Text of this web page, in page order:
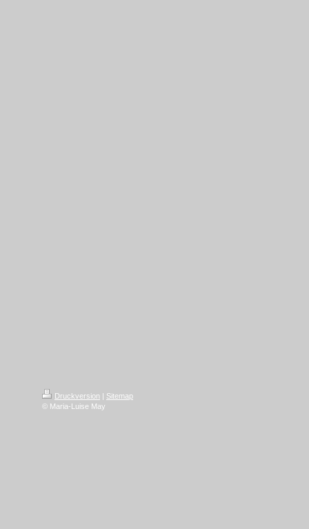
Druckversion | Sitemap
© Maria-Luise May